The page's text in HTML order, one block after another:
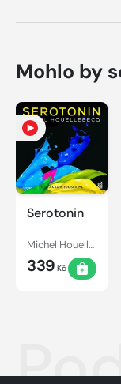
Mohlo by
Serotonin
Michel Houellebecq
339 Kč